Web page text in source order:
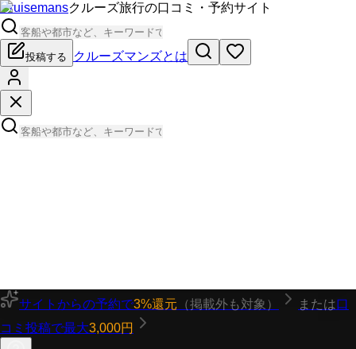
Cruisemansクルーズ旅行の口コミ・予約サイト
投稿する クルーズマンズとは
サイトからの予約で3%還元 （掲載外も対象） または口
コミ投稿で最大3,000円